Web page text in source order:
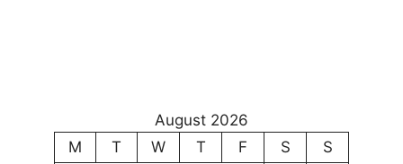
August 2026
M
T W T F S
S